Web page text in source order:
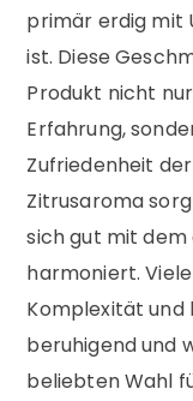
primär erdig mit
ist. Diese
Produkt nicht
Erfahrung,
Zufriedenheit
Zitrusaroma
sich gut mit
harmoniert.
Komplexität und
beruhigend und
beliebten Wahl